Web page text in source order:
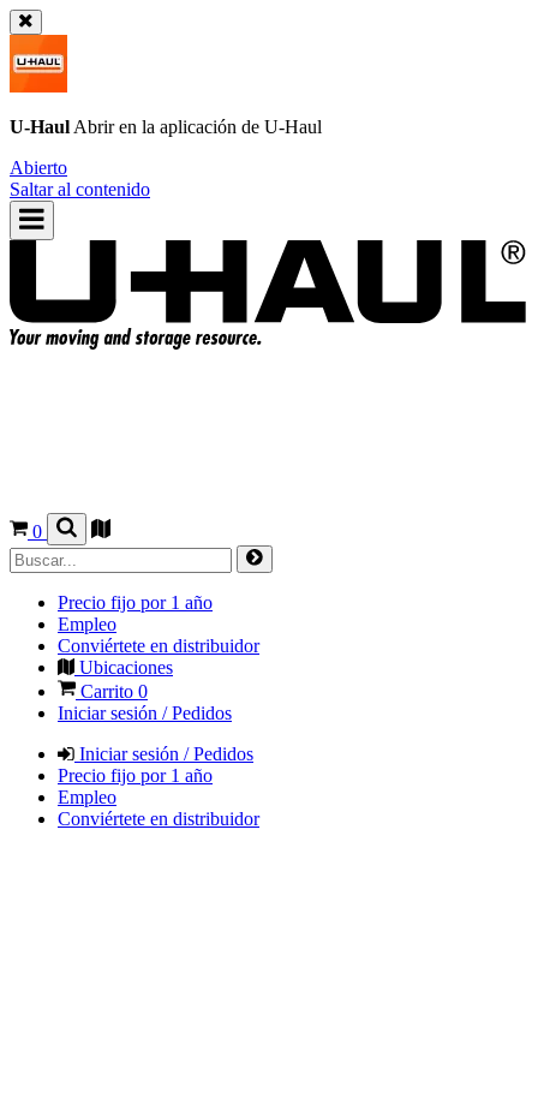
U-Haul Abrir en la aplicación de U-Haul
Abierto
Saltar al contenido
0
Precio fijo por 1 año
Empleo
Conviértete en distribuidor
Ubicaciones
Carrito 0
Iniciar sesión / Pedidos
Iniciar sesión / Pedidos
Precio fijo por 1 año
Empleo
Conviértete en distribuidor